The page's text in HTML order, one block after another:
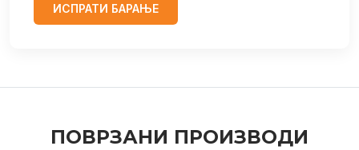
ИСПРАТИ БАРАЊЕ
ПОВРЗАНИ ПРОИЗВОДИ